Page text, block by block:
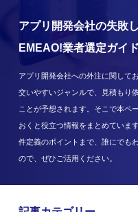
アプリ開発会社の失敗
EMEAO!業者選定ガイ
アプリ開発会社への外注に関して
交いやすいジャンルで、見積もり
ことが予想されます。そこで本ペ
おくと役立つ情報をまとめていま
件定義のポイントまで、誰にでも
ので、ぜひご活用ください。